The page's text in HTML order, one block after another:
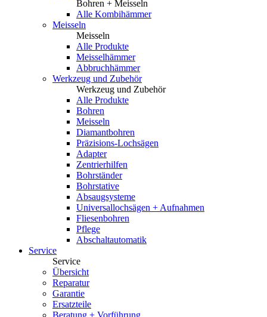
Bohren + Meisseln
Alle Kombihämmer
Meisseln
Meisseln
Alle Produkte
Meisselhämmer
Abbruchhämmer
Werkzeug und Zubehör
Werkzeug und Zubehör
Alle Produkte
Bohren
Meisseln
Diamantbohren
Präzisions-Lochsägen
Adapter
Zentrierhilfen
Bohrständer
Bohrstative
Absaugsysteme
Universallochsägen + Aufnahmen
Fliesenbohren
Pflege
Abschaltautomatik
Service
Service
Übersicht
Reparatur
Garantie
Ersatzteile
Beratung + Vorführung